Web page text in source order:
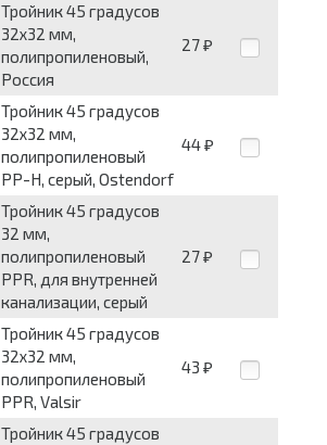
Тройник 45 градусов
32x32 мм,
полипропиленовый,
Россия
27 ₽
Тройник 45 градусов
32x32 мм,
полипропиленовый
PP-Н, серый, Ostendorf
44 ₽
Тройник 45 градусов
32 мм,
полипропиленовый
PPR, для внутренней
канализации, серый
27 ₽
Тройник 45 градусов
32x32 мм,
полипропиленовый
PPR, Valsir
43 ₽
Тройник 45 градусов